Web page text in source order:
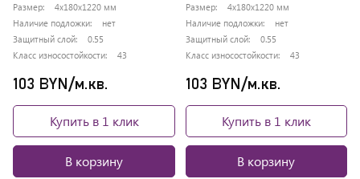
Размер:
4x180x1220 мм
Наличие подложки:
нет
Защитный слой:
0.55
Класс износостойкости:
43
103 BYN/м.кв.
Купить в 1 клик
В корзину
Размер:
4x180x1220 мм
Наличие подложки:
нет
Защитный слой:
0.55
Класс износостойкости:
43
103 BYN/м.кв.
Купить в 1 клик
В корзину